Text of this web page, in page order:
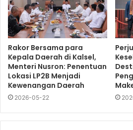
Rakor Bersama para
Kepala Daerah di Kalsel,
Menteri Nusron: Penentuan
Lokasi LP2B Menjadi
Kewenangan Daerah
2026-05-22